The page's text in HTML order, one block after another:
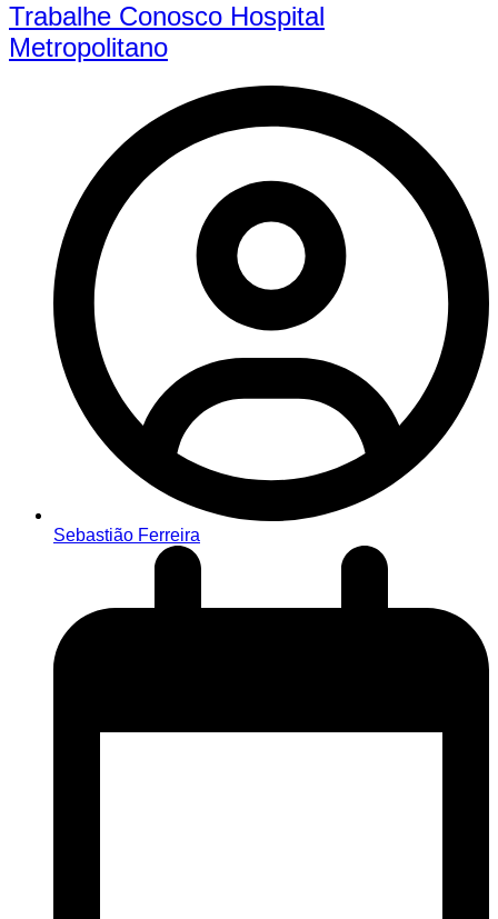
Trabalhe Conosco Hospital
Metropolitano
Sebastião Ferreira